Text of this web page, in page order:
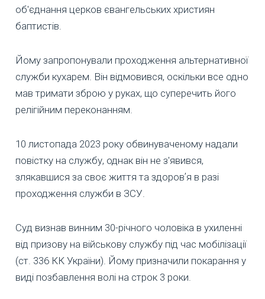
об'єднання церков євангельських християн
баптистів.
Йому запропонували проходження альтернативної
служби кухарем. Він відмовився, оскільки все одно
мав тримати зброю у руках, що суперечить його
релігійним переконанням.
10 листопада 2023 року обвинуваченому надали
повістку на службу, однак він не з'явився,
злякавшися за своє життя та здоровʼя в разі
проходження служби в ЗСУ.
Суд визнав винним 30-річного чоловіка в ухиленні
від призову на військову службу під час мобілізації
(ст. 336 КК України). Йому призначили покарання у
виді позбавлення волі на строк 3 роки.